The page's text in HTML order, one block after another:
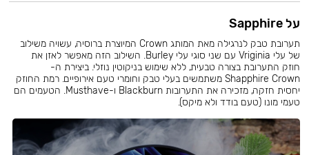
על Sapphire
תערובת טבק לנרגילה מאת המותג Crown המיוצרת ברוסיה, עשויה משילוב
של עלי Vriginia עם שני סוגי עלי Burley. השילוב הזה מאפשר לאזן את
חוזק התערובת בצורה טבעית, ללא שימוש בניקוטין נוזלי. ביצירת ה-
Shapphire Crown משתמשים בעלי טבק וחומרי טעם אירופיים. רמת החוזק
יחסית חזקה, מזכירה את התערובות Blackburn ו-Musthave. הטעמים הם
טעמי מונו (טעם בודד ולא מיקס).